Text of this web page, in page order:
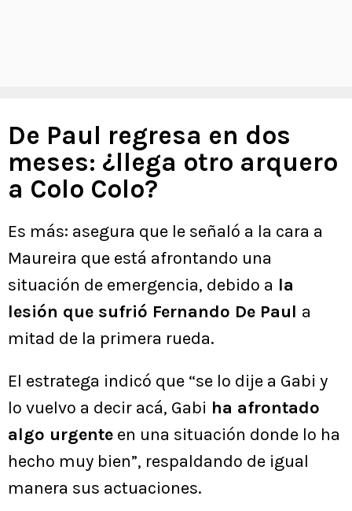
De Paul regresa en dos
meses: ¿llega otro arquero
a Colo Colo?
Es más: asegura que le señaló a la cara a
Maureira que está afrontando una
situación de emergencia, debido a la
lesión que sufrió Fernando De Paul a
mitad de la primera rueda.
El estratega indicó que “se lo dije a Gabi y
lo vuelvo a decir acá, Gabi ha afrontado
algo urgente en una situación donde lo ha
hecho muy bien”, respaldando de igual
manera sus actuaciones.